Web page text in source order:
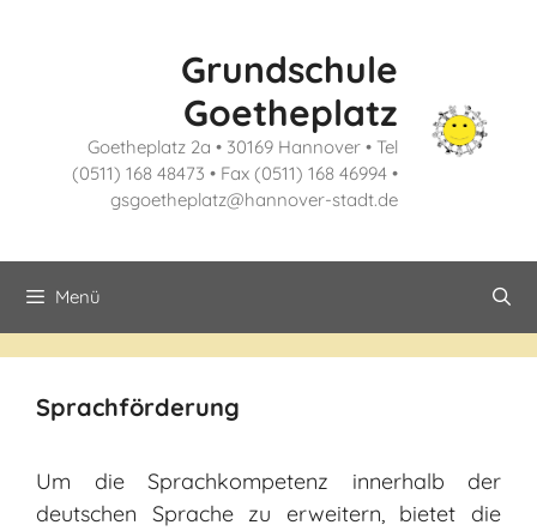
Grundschule
Goetheplatz
Goetheplatz 2a • 30169 Hannover • Tel
(0511) 168 48473 • Fax (0511) 168 46994 •
gsgoetheplatz@hannover-stadt.de
Menü
Sprachförderung
Um die Sprachkompetenz innerhalb der
deutschen Sprache zu erweitern, bietet die